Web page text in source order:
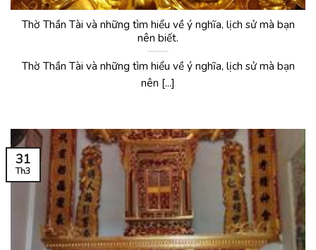
Thờ Thần Tài và những tìm hiểu về ý nghĩa, lịch sử mà bạn
nên biết.
Thờ Thần Tài và những tìm hiểu về ý nghĩa, lịch sử mà bạn
nên [...]
31
Th3